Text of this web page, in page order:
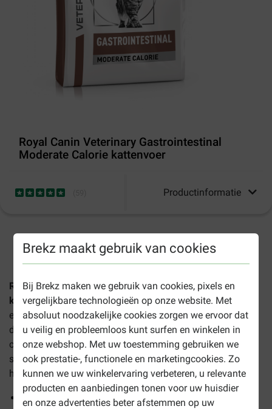
Brekz maakt gebruik van cookies
Bij Brekz maken we gebruik van cookies, pixels en
vergelijkbare technologieën op onze website. Met
absoluut noodzakelijke cookies zorgen we ervoor dat
u veilig en probleemloos kunt surfen en winkelen in
onze webshop. Met uw toestemming gebruiken we
ook prestatie-, functionele en marketingcookies. Zo
kunnen we uw winkelervaring verbeteren, u relevante
producten en aanbiedingen tonen voor uw huisdier
en onze advertenties beter afstemmen op uw
Royal Canin Veterinary Gastrointestinal
Moderate Calorie kattenvoer
Productinformatie
Royal Canin Veterinary Gastrointestinal Moderate Calorie
kattenvoeris een volledige dieetvoeding voor volwassen
en oudere katten met spijsverteringsproblemen, zoals
diarree of braken. Het droogvoer heeft een verlaagd
caloriegehalte, waardoor het geschikt is voor katten die
snel aankomen of hun gewicht onder controle moeten
houden.
Ondersteunt de spijsvertering